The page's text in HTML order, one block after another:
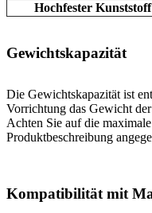
Hochfester Kunststoff
Gewichtskapazität
Die Gewichtskapazität ist
Vorrichtung das Gewicht
Achten Sie auf die
Produktbeschreibung
Kompatibilität mit